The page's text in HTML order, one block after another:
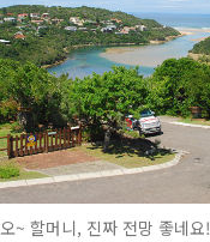
오~ 할머니, 진짜 전망 좋네요!